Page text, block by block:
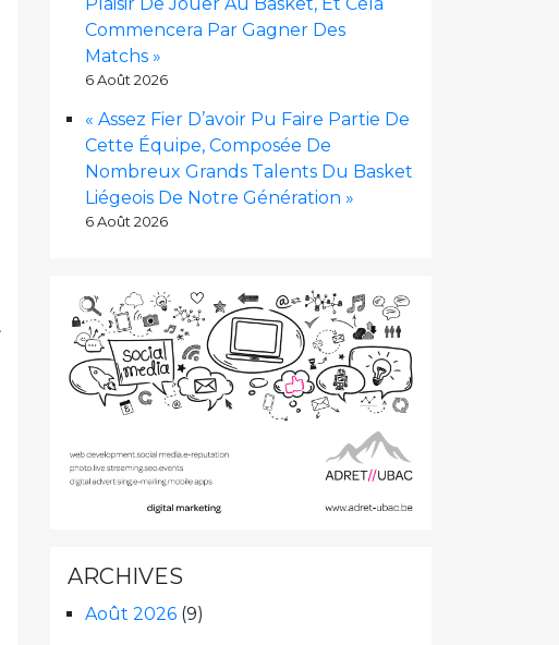
Commencera Par Gagner Des
Matchs »
6 Août 2026
« Assez Fier D’avoir Pu Faire Partie De
Cette Équipe, Composée De
Nombreux Grands Talents Du Basket
Liégeois De Notre Génération »
6 Août 2026
ARCHIVES
Août 2026 (9)